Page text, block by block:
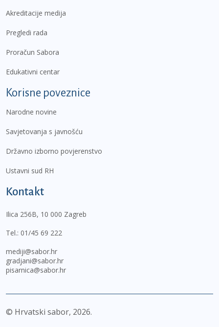
Akreditacije medija
Pregledi rada
Proračun Sabora
Edukativni centar
Korisne poveznice
Narodne novine
Savjetovanja s javnošću
Državno izborno povjerenstvo
Ustavni sud RH
Kontakt
Ilica 256B, 10 000 Zagreb
Tel.: 01/45 69 222
mediji@sabor.hr
gradjani@sabor.hr
pisarnica@sabor.hr
© Hrvatski sabor, 2026